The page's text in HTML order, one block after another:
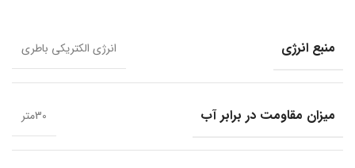
منبع انرژی انرژی الکتریکی باطری
میزان مقاومت در برابر آب 30متر